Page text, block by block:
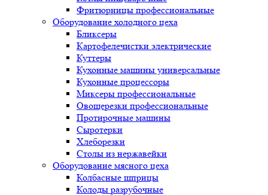
Фритюрницы профессиональные
Оборудование холодного цеха
Бликсеры
Картофелечистки электрические
Куттеры
Кухонные машины универсальные
Кухонные процессоры
Миксеры профессиональные
Овощерезки профессиональные
Протирочные машины
Сыротерки
Хлеборезки
Столы из нержавейки
Оборудование мясного цеха
Колбасные шприцы
Колоды разрубочные